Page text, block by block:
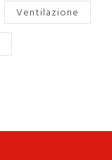
Ventilazione